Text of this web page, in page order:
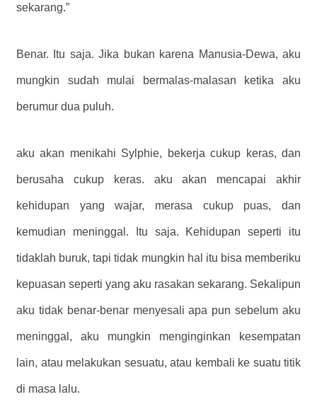
sekarang.”
Benar. Itu saja. Jika bukan karena Manusia-Dewa, aku
mungkin sudah mulai bermalas-malasan ketika aku
berumur dua puluh.
aku akan menikahi Sylphie, bekerja cukup keras, dan
berusaha cukup keras. aku akan mencapai akhir
kehidupan yang wajar, merasa cukup puas, dan
kemudian meninggal. Itu saja. Kehidupan seperti itu
tidaklah buruk, tapi tidak mungkin hal itu bisa memberiku
kepuasan seperti yang aku rasakan sekarang. Sekalipun
aku tidak benar-benar menyesali apa pun sebelum aku
meninggal, aku mungkin menginginkan kesempatan
lain, atau melakukan sesuatu, atau kembali ke suatu titik
di masa lalu.